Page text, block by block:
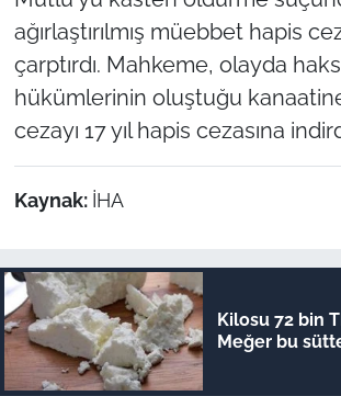
ağırlaştırılmış müebbet hapis
çarptırdı. Mahkeme, olayda
hükümlerinin oluştuğu
cezayı 17 yıl hapis cezasına
Kaynak: İHA
Kilosu 72 bin
Meğer bu